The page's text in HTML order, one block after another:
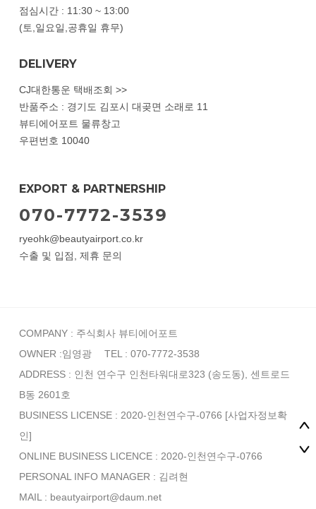
점심시간 : 11:30 ~ 13:00
(토,일요일,공휴일 휴무)
DELIVERY
CJ대한통운 택배조회 >>
반품주소 : 경기도 김포시 대곶면 소래로 11
뷰티에어포트 물류창고
우편번호 10040
EXPORT & PARTNERSHIP
070-7772-3539
ryeohk@beautyairport.co.kr
수출 및 입점, 제휴 문의
COMPANY : 주식회사 뷰티에어포트
OWNER :임영광
TEL : 070-7772-3538
ADDRESS : 인천 연수구 인천타워대로323 (송도동), 센트로드
B동 2601호
BUSINESS LICENSE : 2020-인천연수구-0766 [사업자정보확
인]
ONLINE BUSINESS LICENCE : 2020-인천연수구-0766
PERSONAL INFO MANAGER : 김려현
MAIL : beautyairport@daum.net